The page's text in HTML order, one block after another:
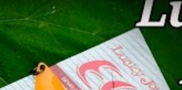
Заполняя